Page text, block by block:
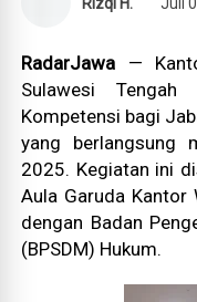
RadarJawa —
Sulawesi Tengah
Kompetensi bagi
yang berlangsung
2025. Kegiatan ini
Aula Garuda Kantor
dengan Badan
(BPSDM) Hukum.